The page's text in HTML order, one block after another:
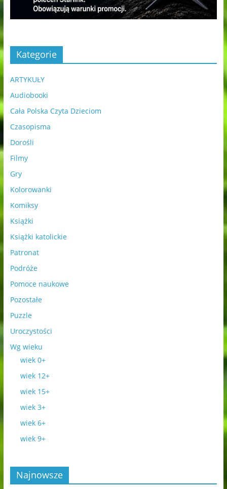
Kategorie
ARTYKUŁY
Audiobooki
Cała Polska Czyta Dzieciom
Czasopisma
Dorośli
Filmy
Gry
Kolorowanki
Komiksy
Książki
Książki katolickie
Patronat
Podróże
Pomoce naukowe
Pozostałe
Puzzle
Uroczystości
Wg wieku
wiek 0+
wiek 12+
wiek 15+
wiek 3+
wiek 6+
wiek 9+
Najnowsze